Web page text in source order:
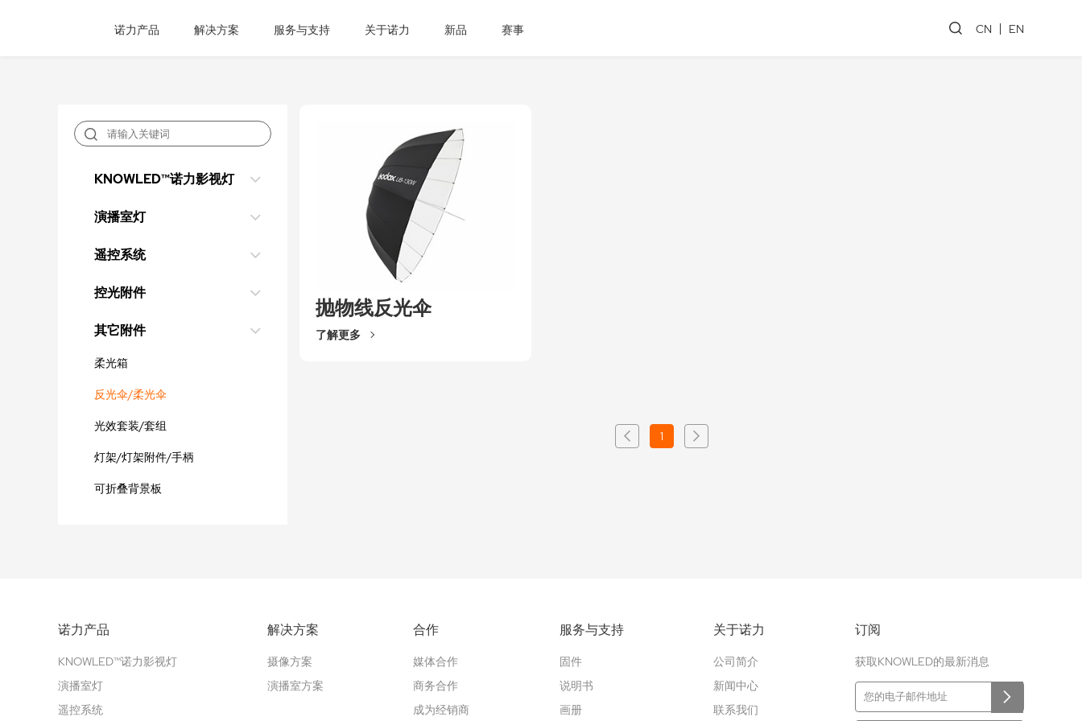
诺力产品 解决方案 服务与支持 关于诺力 新品 赛事 CN EN
KNOWLED™诺力影视灯
演播室灯
遥控系统
控光附件
其它附件
柔光箱
反光伞/柔光伞
光效套装/套组
灯架/灯架附件/手柄
可折叠背景板
抛物线反光伞
了解更多
1
诺力产品
KNOWLED™诺力影视灯
演播室灯
遥控系统
解决方案
摄像方案
演播室方案
合作
媒体合作
商务合作
成为经销商
服务与支持
固件
说明书
画册
关于诺力
公司简介
新闻中心
联系我们
订阅
获取KNOWLED的最新消息